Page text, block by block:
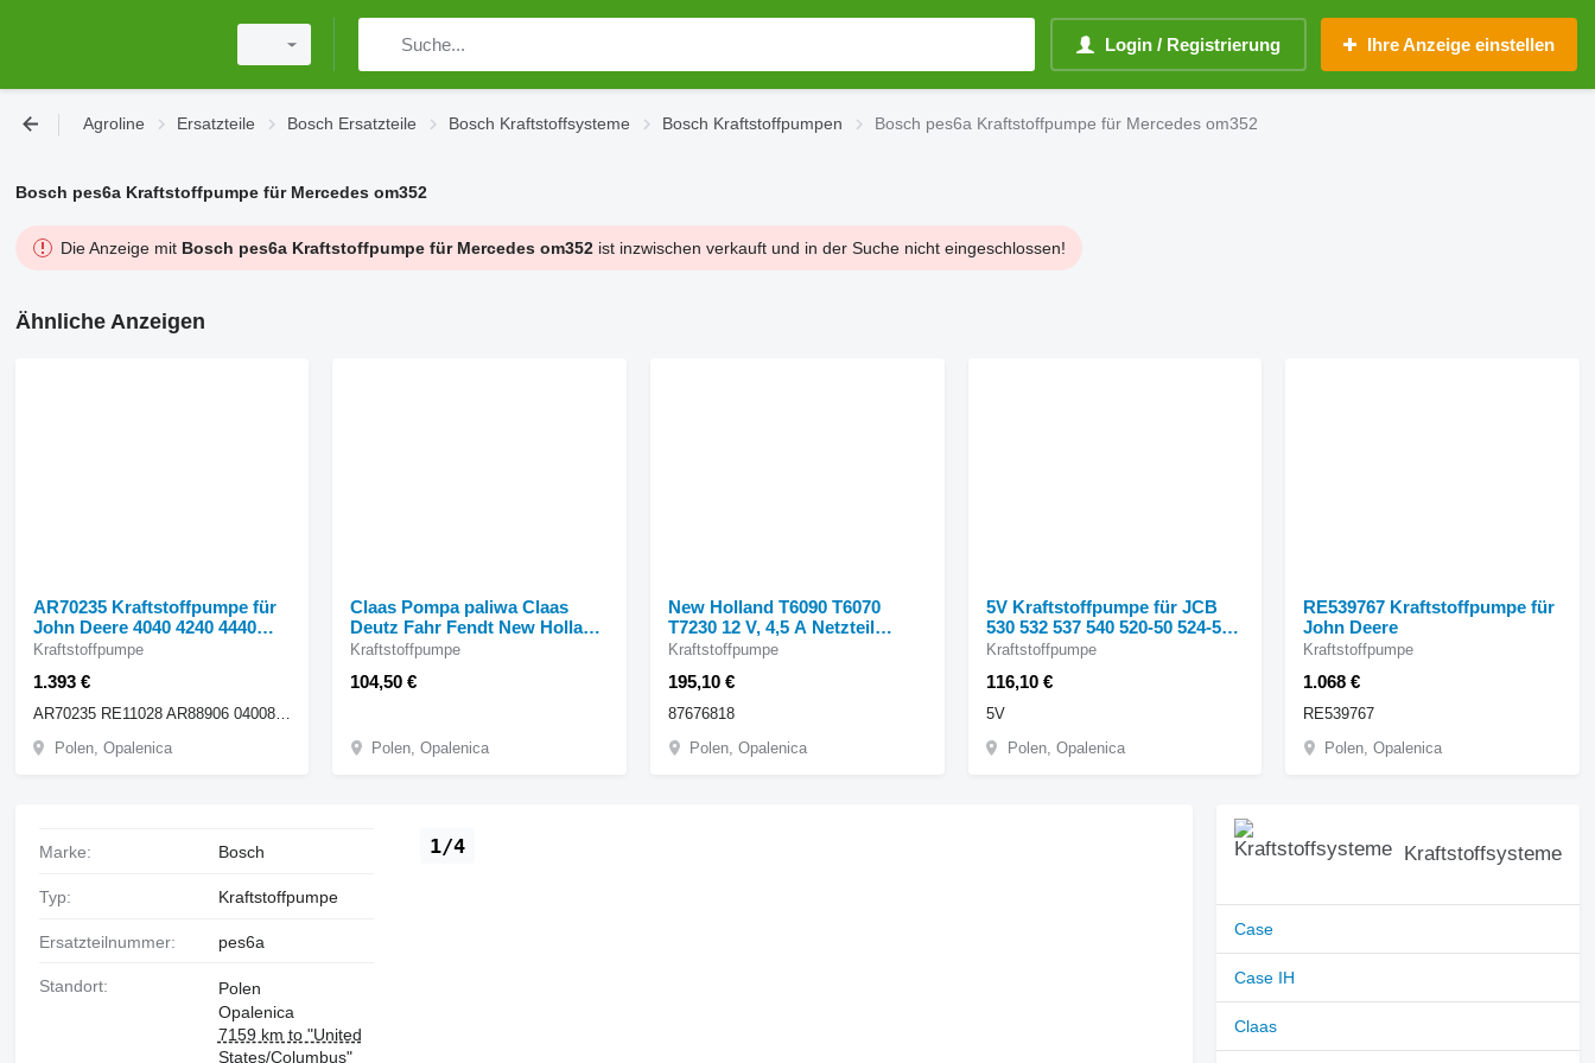
Login / Registrierung Ihre Anzeige einstellen
Agroline Ersatzteile Bosch Ersatzteile Bosch Kraftstoffsysteme Bosch Kraftstoffpumpen Bosch pes6a Kraftstoffpumpe für Mercedes om352
Bosch pes6a Kraftstoffpumpe für Mercedes om352
Die Anzeige mit Bosch pes6a Kraftstoffpumpe für Mercedes om352ist inzwischen verkauft und in der Suche nicht eingeschlossen!
Ähnliche Anzeigen
AR70235 Kraftstoffpumpe für
John Deere 4040 4240 4440
Radtraktor
1.393 €
Kraftstoffpumpe
AR70235 RE11028 AR88906 0400876268
Polen, Opalenica
Claas Pompa paliwa Claas
Deutz Fahr Fendt New Holland
Volvo 6005029137
104,50 €
Kraftstoffpumpe
Polen, Opalenica
New Holland T6090 T6070
T7230 12 V, 4,5 A Netzteil
87676818 Kraftstoffpumpe für
T7230 Radtraktor
195,10 €
Kraftstoffpumpe
87676818
Polen, Opalenica
5V Kraftstoffpumpe für JCB
530 532 537 540 520-50 524-50
525 527-55
116,10 €
Kraftstoffpumpe
5V
Polen, Opalenica
RE539767 Kraftstoffpumpe für
John Deere
1.068 €
Kraftstoffpumpe
RE539767
Polen, Opalenica
1/4
Marke: Bosch
Typ: Kraftstoffpumpe
Ersatzteilnummer: pes6a
Standort:
Polen
Opalenica
7159 km to "United
States/Columbus"
Kraftstoffsysteme
Case
Case IH
Claas